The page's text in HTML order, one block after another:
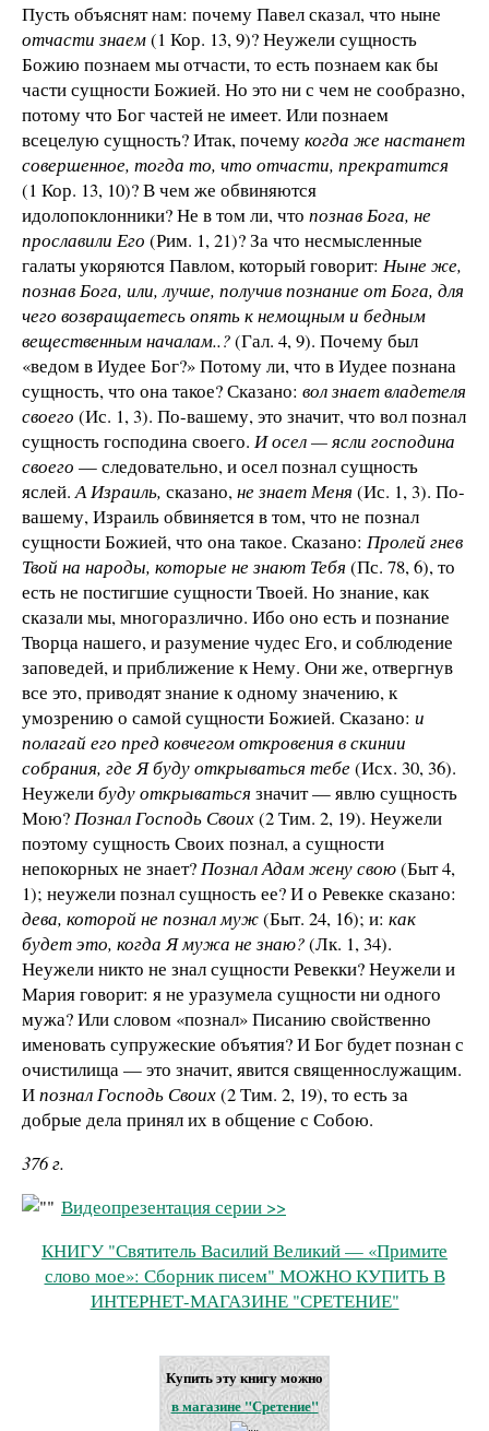
Пусть объяснят нам: почему Павел сказал, что ныне
отчасти знаем(1 Кор. 13, 9)? Неужели сущность
Божию познаем мы отчасти, то есть познаем как бы
части сущности Божией. Но это ни с чем не сообразно,
потому что Бог частей не имеет. Или познаем
всецелую сущность? Итак, почемукогда женастанет
совершенное, тогда то, что отчасти, прекратится
(1 Кор. 13, 10)? В чем же обвиняются
идолопоклонники? Не в том ли, что познав Бога, не
прославили Его (Рим. 1, 21)? За что несмысленные
галаты укоряются Павлом, который говорит: Ныне же,
познав Бога, или, лучше, получив познание от Бога, для
чего возвращаетесь опять к немощным и бедным
вещественным началам..?(Гал. 4, 9). Почему был
«ведом в Иудее Бог?» Потому ли, что в Иудее познана
сущность, что она такое? Сказано: вол знает владетеля
своего (Ис. 1, 3). По-вашему, это значит, что вол познал
сущность господина своего. И осел — ясли господина
своего — следовательно, и осел познал сущность
яслей.А Израиль, сказано,не знаетМеня (Ис. 1, 3). По-
вашему, Израиль обвиняется в том, что не познал
сущности Божией, что она такое. Сказано: Пролей гнев
Твой на народы, которые не знают Тебя (Пс. 78, 6), то
есть не постигшие сущности Твоей. Но знание, как
сказали мы, многоразлично. Ибо оно есть и познание
Творца нашего, и разумение чудес Его, и соблюдение
заповедей, и приближение к Нему. Они же, отвергнув
все это, приводят знание к одному значению, к
умозрению о самой сущности Божией. Сказано: и
полагай его пред ковчегом откровения вскинии
собрания, где Я буду открываться тебе(Исх. 30, 36).
Неужелибуду открываться значит — явлю сущность
Мою?ПозналГосподь Своих(2 Тим. 2, 19). Неужели
поэтому сущность Своих познал, а сущности
непокорных не знает?Познал Адам жену свою(Быт 4,
1); неужели познал сущность ее? И о Ревекке сказано:
дева, которой не познал муж(Быт. 24, 16); и: как
будет это, когда Я мужа не знаю?(Лк. 1, 34).
Неужели никто не знал сущностиРевекки? Неужели и
Мария говорит: я не уразумела сущности ни одного
мужа? Или словом «познал» Писанию свойственно
именовать супружеские объятия? И Бог будет познанс
очистилища — это значит, явится священнослужащим.
Ипознал Господь Своих(2 Тим. 2, 19),то есть за
добрые дела принял их в общение с Собою.
376 г.
Видеопрезентация серии >>
КНИГУ "Святитель Василий Великий — «Примите
слово мое»: Сборник писем" МОЖНО КУПИТЬ В
ИНТЕРНЕТ-МАГАЗИНЕ "СРЕТЕНИЕ"
Купить эту книгу можно
в магазине "Сретение"